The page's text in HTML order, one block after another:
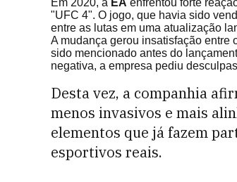
Em 2020, a EA enfrentou forte
"UFC 4". O jogo, que havia sido
entre as lutas em uma atualização
A mudança gerou insatisfação entre
sido mencionado antes do
negativa, a empresa pediu
Desta vez, a companhia
menos invasivos e mais
elementos que já fazem
esportivos reais.